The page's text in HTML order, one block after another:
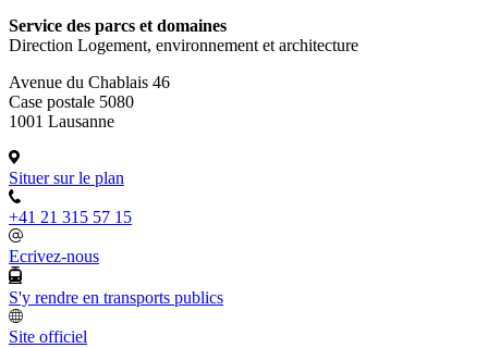
Service des parcs et domaines
Direction Logement, environnement et architecture
Avenue du Chablais 46
Case postale 5080
1001 Lausanne
Situer sur le plan
+41 21 315 57 15
Ecrivez-nous
S'y rendre en transports publics
Site officiel